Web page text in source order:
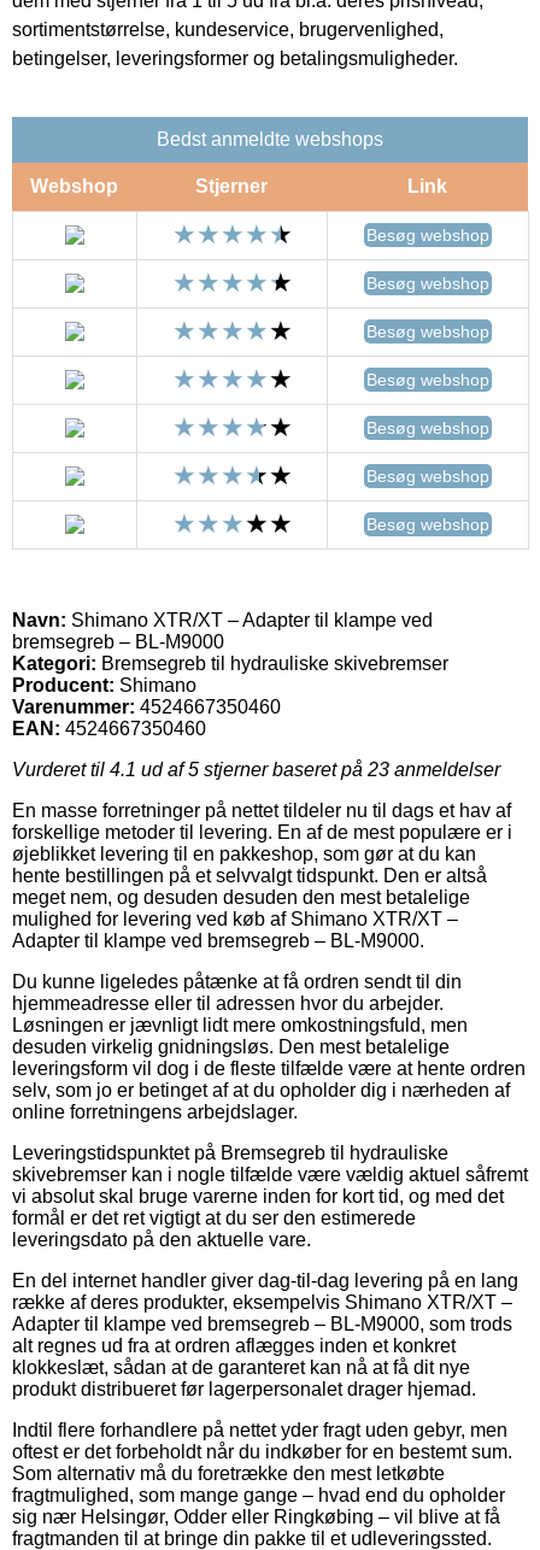
sortimentstørrelse, kundeservice, brugervenlighed,
betingelser, leveringsformer og betalingsmuligheder.
Bedst anmeldte webshops
Webshop Stjerner Link
Besøg webshop
Besøg webshop
Besøg webshop
Besøg webshop
Besøg webshop
Besøg webshop
Besøg webshop
Navn: Shimano XTR/XT – Adapter til klampe ved
bremsegreb – BL-M9000
Kategori: Bremsegreb til hydrauliske skivebremser
Producent: Shimano
Varenummer: 4524667350460
EAN: 4524667350460
Vurderet til 4.1 ud af 5 stjerner baseret på 23 anmeldelser
En masse forretninger på nettet tildeler nu til dags et hav af
forskellige metoder til levering. En af de mest populære er i
øjeblikket levering til en pakkeshop, som gør at du kan
hente bestillingen på et selvvalgt tidspunkt. Den er altså
meget nem, og desuden desuden den mest betalelige
mulighed for levering ved køb af Shimano XTR/XT –
Adapter til klampe ved bremsegreb – BL-M9000.
Du kunne ligeledes påtænke at få ordren sendt til din
hjemmeadresse eller til adressen hvor du arbejder.
Løsningen er jævnligt lidt mere omkostningsfuld, men
desuden virkelig gnidningsløs. Den mest betalelige
leveringsform vil dog i de fleste tilfælde være at hente ordren
selv, som jo er betinget af at du opholder dig i nærheden af
online forretningens arbejdslager.
Leveringstidspunktet på Bremsegreb til hydrauliske
skivebremser kan i nogle tilfælde være vældig aktuel såfremt
vi absolut skal bruge varerne inden for kort tid, og med det
formål er det ret vigtigt at du ser den estimerede
leveringsdato på den aktuelle vare.
En del internet handler giver dag-til-dag levering på en lang
række af deres produkter, eksempelvis Shimano XTR/XT –
Adapter til klampe ved bremsegreb – BL-M9000, som trods
alt regnes ud fra at ordren aflægges inden et konkret
klokkeslæt, sådan at de garanteret kan nå at få dit nye
produkt distribueret før lagerpersonalet drager hjemad.
Indtil flere forhandlere på nettet yder fragt uden gebyr, men
oftest er det forbeholdt når du indkøber for en bestemt sum.
Som alternativ må du foretrække den mest letkøbte
fragtmulighed, som mange gange – hvad end du opholder
sig nær Helsingør, Odder eller Ringkøbing – vil blive at få
fragtmanden til at bringe din pakke til et udleveringssted.